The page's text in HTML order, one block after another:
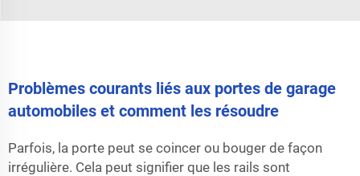
Problèmes courants liés aux portes de garage
automobiles et comment les résoudre
Parfois, la porte peut se coincer ou bouger de façon
irrégulière. Cela peut signifier que les rails sont